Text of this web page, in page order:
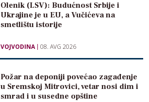
Olenik (LSV): Budućnost Srbije i
Ukrajine je u EU, a Vučićeva na
smetlištu istorije
VOJVODINA 08. AVG 2026
Požar na deponiji povećao zagađenje
u Sremskoj Mitrovici, vetar nosi dim i
smrad i u susedne opštine